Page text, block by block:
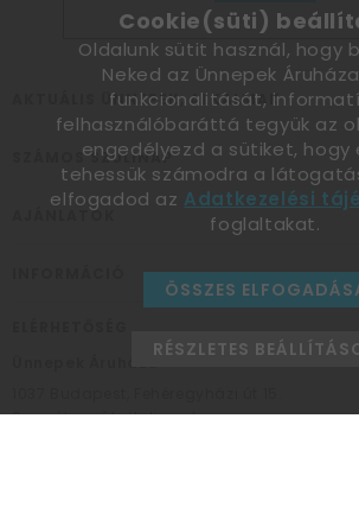
AKTUÁLIS ÜNNEPEK, ALKALMAK
SZÁMOS SZÜLINAP
AJÁNLATOK
Személyes átvételi pont
Cookie(süti)
Oldalunk sütit használ, hogy
Neked az Ünnepek
funkcionalitását,
felhasználóbaráttá tegyük az
engedélyezd a sütiket, hogy
tehessük számodra a
elfogadod az Adatkezelési
foglaltakat.
ÖSSZES
RÉSZLETES